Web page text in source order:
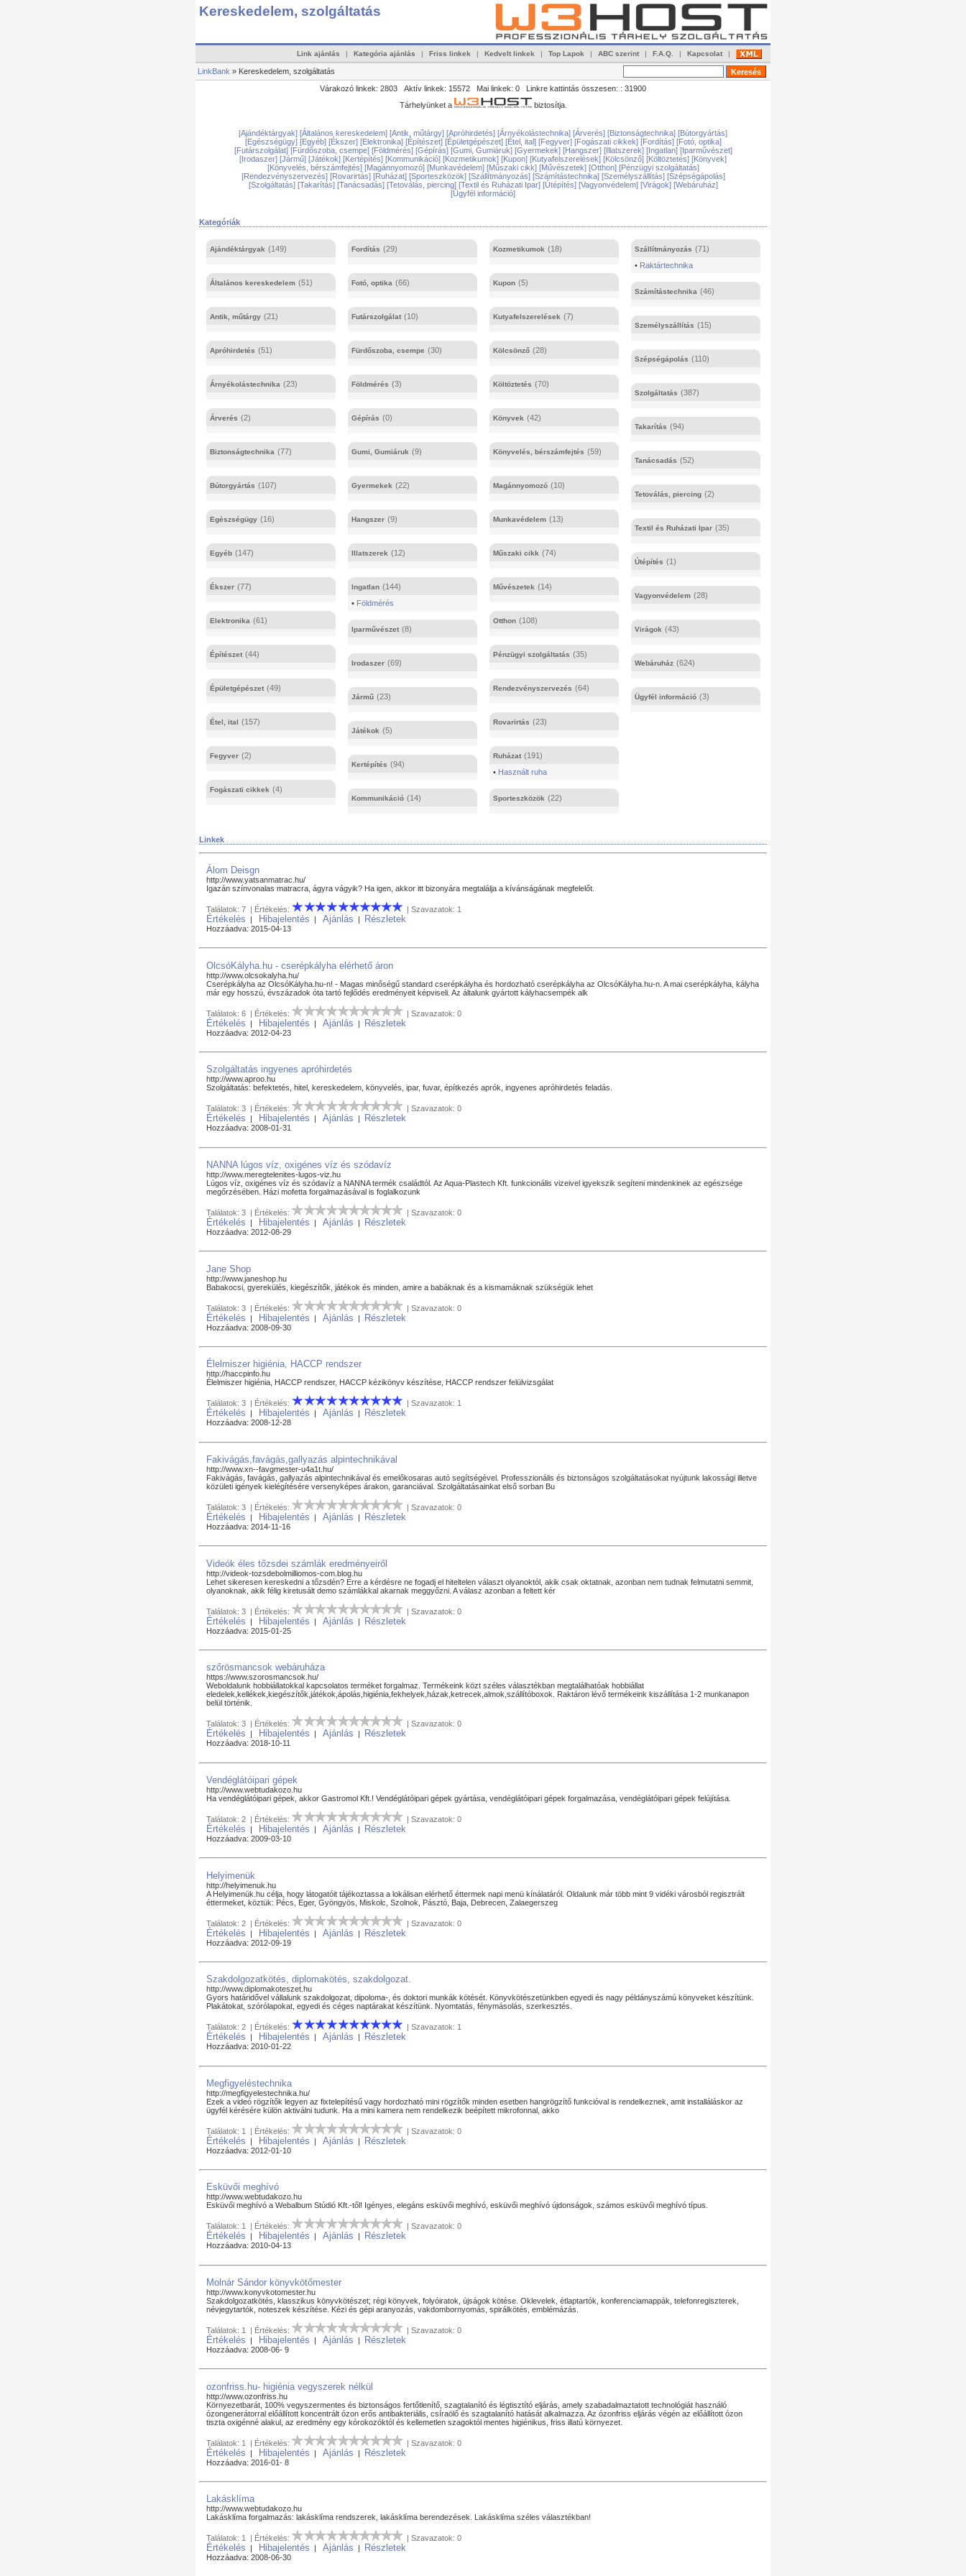
Kereskedelem, szolgáltatás
Link ajánlás | Kategória ajánlás | Friss linkek | Kedvelt linkek | Top Lapok | ABC szerint | F.A.Q. | Kapcsolat |
LinkBank » Kereskedelem, szolgáltatás
Várakozó linkek: 2803 Aktív linkek: 15572 Mai linkek: 0 Linkre kattintás összesen: : 31900
Tárhelyünket a
biztosítja.
[Ajándéktárgyak] [Általános kereskedelem] [Antik, műtárgy] [Apróhirdetés] [Árnyékolástechnika] [Árverés] [Biztonságtechnika] [Bútorgyártás]
[Egészségügy] [Egyéb] [Ékszer] [Elektronika] [Építészet] [Épületgépészet] [Étel, ital] [Fegyver] [Fogászati cikkek] [Fordítás] [Fotó, optika]
[Futárszolgálat] [Fürdőszoba, csempe] [Földmérés] [Gépírás] [Gumi, Gumiáruk] [Gyermekek] [Hangszer] [Illatszerek] [Ingatlan] [Iparművészet]
[Irodaszer] [Jármű] [Játékok] [Kertépítés] [Kommunikáció] [Kozmetikumok] [Kupon] [Kutyafelszerelések] [Kölcsönző] [Költöztetés] [Könyvek]
[Könyvelés, bérszámfejtés] [Magánnyomozó] [Munkavédelem] [Műszaki cikk] [Művészetek] [Otthon] [Pénzügyi szolgáltatás]
[Rendezvényszervezés] [Rovarirtás] [Ruházat] [Sporteszközök] [Szállítmányozás] [Számítástechnika] [Személyszállítás] [Szépségápolás]
[Szolgáltatás] [Takarítás] [Tanácsadás] [Tetoválás, piercing] [Textil és Ruházati Ipar] [Útépítés] [Vagyonvédelem] [Virágok] [Webáruház]
[Ügyfél információ]
Kategóriák
Ajándéktárgyak (149)
Általános kereskedelem (51)
Antik, műtárgy (21)
Apróhirdetés (51)
Árnyékolástechnika (23)
Árverés (2)
Biztonságtechnika (77)
Bútorgyártás (107)
Egészségügy (16)
Egyéb (147)
Ékszer (77)
Elektronika (61)
Építészet (44)
Épületgépészet (49)
Étel, ital (157)
Fegyver (2)
Fogászati cikkek (4)
Fordítás (29)
Fotó, optika (66)
Futárszolgálat (10)
Fürdőszoba, csempe (30)
Földmérés (3)
Gépírás (0)
Gumi, Gumiáruk (9)
Gyermekek (22)
Hangszer (9)
Illatszerek (12)
Ingatlan (144)
• Földmérés
Iparművészet (8)
Irodaszer (69)
Jármű (23)
Játékok (5)
Kertépítés (94)
Kommunikáció (14)
Kozmetikumok (18)
Kupon (5)
Kutyafelszerelések (7)
Kölcsönző (28)
Költöztetés (70)
Könyvek (42)
Könyvelés, bérszámfejtés (59)
Magánnyomozó (10)
Munkavédelem (13)
Műszaki cikk (74)
Művészetek (14)
Otthon (108)
Pénzügyi szolgáltatás (35)
Rendezvényszervezés (64)
Rovarirtás (23)
Ruházat (191)
• Használt ruha
Sporteszközök (22)
Szállítmányozás (71)
• Raktártechnika
Számítástechnika (46)
Személyszállítás (15)
Szépségápolás (110)
Szolgáltatás (387)
Takarítás (94)
Tanácsadás (52)
Tetoválás, piercing (2)
Textil és Ruházati Ipar (35)
Útépítés (1)
Vagyonvédelem (28)
Virágok (43)
Webáruház (624)
Ügyfél információ (3)
Linkek
Álom Deisgn
http://www.yatsanmatrac.hu/
Igazán színvonalas matracra, ágyra vágyik? Ha igen, akkor itt bizonyára megtalálja a kívánságának megfelelőt.
Találatok: 7 | Értékelés: | Szavazatok: 1
Értékelés | Hibajelentés | Ajánlás | Részletek
Hozzáadva: 2015-04-13
OlcsóKályha.hu - cserépkályha elérhető áron
http://www.olcsokalyha.hu/
Cserépkályha az OlcsóKályha.hu-n! - Magas minőségű standard cserépkályha és hordozható cserépkályha az OlcsóKályha.hu-n. A mai cserépkályha, kályha
már egy hosszú, évszázadok óta tartó fejlődés eredményeit képviseli. Az általunk gyártott kályhacsempék alk
Találatok: 6 | Értékelés: | Szavazatok: 0
Értékelés | Hibajelentés | Ajánlás | Részletek
Hozzáadva: 2012-04-23
Szolgáltatás ingyenes apróhirdetés
http://www.aproo.hu
Szolgáltatás: befektetés, hitel, kereskedelem, könyvelés, ipar, fuvar, építkezés aprók, ingyenes apróhirdetés feladás.
Találatok: 3 | Értékelés: | Szavazatok: 0
Értékelés Hibajelentés Ajánlás Részletek
Hozzáadva: 2008-01-31
NANNA lúgos víz, oxigénes víz és szódavíz
http://www.meregtelenites-lugos-viz.hu
Lúgos víz, oxigénes víz és szódavíz a NANNA termék családtól. Az Aqua-Plastech Kft. funkcionális vizeivel igyekszik segíteni mindenkinek az egészsége
megőrzésében. Házi mofetta forgalmazásával is foglalkozunk
Találatok: 3 | Értékelés: | Szavazatok: 0
Értékelés | Hibajelentés | Ajánlás | Részletek
Hozzáadva: 2012-08-29
Jane Shop
http://www.janeshop.hu
Babakocsi, gyerekülés, kiegészítők, játékok és minden, amire a babáknak és a kismamáknak szükségük lehet
Találatok: 3 | Értékelés: | Szavazatok: 0
Értékelés | Hibajelentés | Ajánlás | Részletek
Hozzáadva: 2008-09-30
Élelmiszer higiénia, HACCP rendszer
http://haccpinfo.hu
Élelmiszer higiénia, HACCP rendszer, HACCP kézikönyv készítése, HACCP rendszer felülvizsgálat
Találatok: 3 | Értékelés: | Szavazatok: 1
Értékelés Hibajelentés Ajánlás Részletek
Hozzáadva: 2008-12-28
Fakivágás,favágás,gallyazás alpintechnikával
http://www.xn--favgmester-u4a1t.hu/
Fakivágás, favágás, gallyazás alpintechnikával és emelőkosaras autó segítségével. Professzionális és biztonságos szolgáltatásokat nyújtunk lakossági illetve
közületi igények kielégítésére versenyképes árakon, garanciával. Szolgáltatásainkat első sorban Bu
Találatok: 3 | Értékelés: | Szavazatok: 0
Értékelés | Hibajelentés | Ajánlás | Részletek
Hozzáadva: 2014-11-16
Videók éles tőzsdei számlák eredményeiről
http://videok-tozsdebolmilliomos-com.blog.hu
Lehet sikeresen kereskedni a tőzsdén? Erre a kérdésre ne fogadj el hiteltelen választ olyanoktól, akik csak oktatnak, azonban nem tudnak felmutatni semmit,
olyanoknak, akik félig kiretusált demo számlákkal akarnak meggyőzni. A válasz azonban a feltett kér
Találatok: 3 | Értékelés: | Szavazatok: 0
Értékelés | Hibajelentés | Ajánlás | Részletek
Hozzáadva: 2015-01-25
szőrösmancsok webáruháza
https://www.szorosmancsok.hu/
Weboldalunk hobbiállatokkal kapcsolatos terméket forgalmaz. Termékeink közt széles választékban megtalálhatóak hobbiállat
eledelek,kellékek,kiegészítők,játékok,ápolás,higiénia,fekhelyek,házak,ketrecek,almok,szállítóboxok. Raktáron lévő termékeink kiszállítása 1-2 munkanapon
belül történik.
Találatok: 3 | Értékelés: | Szavazatok: 0
Értékelés Hibajelentés Ajánlás Részletek
Hozzáadva: 2018-10-11
Vendéglátóipari gépek
http://www.webtudakozo.hu
Ha vendéglátóipari gépek, akkor Gastromol Kft.! Vendéglátóipari gépek gyártása, vendéglátóipari gépek forgalmazása, vendéglátóipari gépek felújítása.
Találatok: 2 | Értékelés: | Szavazatok: 0
Értékelés | Hibajelentés | Ajánlás | Részletek
Hozzáadva: 2009-03-10
Helyimenük
http://helyimenuk.hu
A Helyimenük.hu célja, hogy látogatóit tájékoztassa a lokálisan elérhető éttermek napi menü kínálatáról. Oldalunk már több mint 9 vidéki városból regisztrált
éttermeket, köztük: Pécs, Eger, Gyöngyös, Miskolc, Szolnok, Pásztó, Baja, Debrecen, Zalaegerszeg
Találatok: 2 | Értékelés: | Szavazatok: 0
Értékelés | Hibajelentés | Ajánlás | Részletek
Hozzáadva: 2012-09-19
Szakdolgozatkötés, diplomakötés, szakdolgozat.
http://www.diplomakoteszet.hu
Gyors határidővel vállalunk szakdolgozat, dipoloma-, és doktori munkák kötését. Könyvkötészetünkben egyedi és nagy példányszámú könyveket készítünk.
Plakátokat, szórólapokat, egyedi és céges naptárakat készítünk. Nyomtatás, fénymásolás, szerkesztés.
Találatok: 2 | Értékelés: | Szavazatok: 1
Értékelés | Hibajelentés | Ajánlás | Részletek
Hozzáadva: 2010-01-22
Megfigyeléstechnika
http://megfigyelestechnika.hu/
Ezek a videó rögzítők legyen az fixtelepítésű vagy hordozható mini rögzítők minden esetben hangrögzítő funkcióval is rendelkeznek, amit installáláskor az
ügyfél kérésére külön aktiválni tudunk. Ha a mini kamera nem rendelkezik beépített mikrofonnal, akko
Találatok: 1 | Értékelés: | Szavazatok: 0
Értékelés | Hibajelentés | Ajánlás | Részletek
Hozzáadva: 2012-01-10
Esküvői meghívó
http://www.webtudakozo.hu
Esküvői meghívó a Webalbum Stúdió Kft.-től! Igényes, elegáns esküvői meghívó, esküvői meghívó újdonságok, számos esküvői meghívó típus.
Találatok: 1 | Értékelés: | Szavazatok: 0
Értékelés Hibajelentés Ajánlás Részletek
Hozzáadva: 2010-04-13
Molnár Sándor könyvkötőmester
http://www.konyvkotomester.hu
Szakdolgozatkötés, klasszikus könyvkötészet; régi könyvek, folyóiratok, újságok kötése. Oklevelek, étlaptartók, konferenciamappák, telefonregiszterek,
névjegytartók, noteszek készítése. Kézi és gépi aranyozás, vakdombornyomás, spirálkötés, emblémázás.
Találatok: 1 | Értékelés: | Szavazatok: 0
Értékelés | Hibajelentés | Ajánlás | Részletek
Hozzáadva: 2008-06- 9
ozonfriss.hu- higiénia vegyszerek nélkül
http://www.ozonfriss.hu
Környezetbarát, 100% vegyszermentes és biztonságos fertőtlenítő, szagtalanító és légtisztító eljárás, amely szabadalmaztatott technológiát használó
ózongenerátorral előállított koncentrált ózon erős antibakteriális, csíraölő és szagtalanító hatását alkalmazza. Az ózonfriss eljárás végén az előállított ózon
tiszta oxigénné alakul, az eredmény egy kórokozóktól és kellemetlen szagoktól mentes higiénikus, friss illatú környezet.
Találatok: 1 | Értékelés: | Szavazatok: 0
Értékelés | Hibajelentés | Ajánlás | Részletek
Hozzáadva: 2016-01- 8
Lakásklíma
http://www.webtudakozo.hu
Lakásklíma forgalmazás: lakásklíma rendszerek, lakásklíma berendezések. Lakásklíma széles választékban!
Találatok: 1 | Értékelés: | Szavazatok: 0
Értékelés Hibajelentés Ajánlás Részletek
Hozzáadva: 2008-06-30